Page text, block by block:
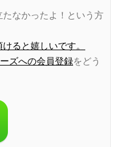
なかったよ！という方
ると嬉しいです。
ズへの会員登録をどう